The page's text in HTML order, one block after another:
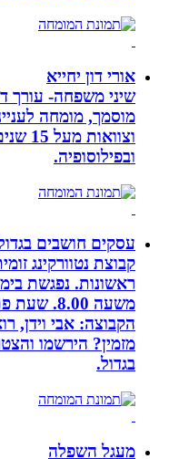
אורי דון יחייא
שיני משפחה- עורך דין
מוסמך, מומחה
וצוואות
ובפילוסופיה.
עסקים חושבים בגדול
קבוצת נטוורקינג
ראשונות. נפגשת
הקבוצה: אבי וידן,
מזמין? הירשמו
בגדול.
מעגל השפלה